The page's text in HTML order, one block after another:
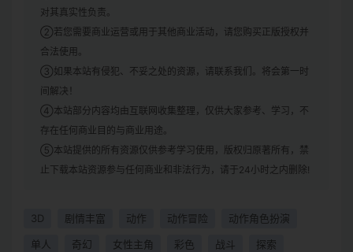
对其真实性负责。
②若您需要商业运营或用于其他商业活动，请您购买正版授权并
合法使用。
③如果本站有侵犯、不妥之处的资源，请联系我们。将会第一时
间解决！
④本站部分内容均由互联网收集整理，仅供大家参考、学习，不
存在任何商业目的与商业用途。
⑤本站提供的所有资源仅供参考学习使用，版权归原著所有，禁
止下载本站资源参与任何商业和非法行为，请于24小时之内删除!
3D 剧情丰富 动作 动作冒险 动作角色扮演
单人 奇幻 女性主角 彩色 战斗 探索